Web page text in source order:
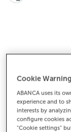
Cookie Warning
ABANCA uses its
experience and to
interests by
configure cookies
"Cookie settings"